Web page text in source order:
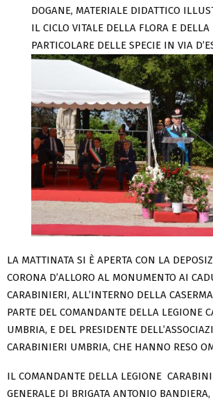
DOGANE, MATERIALE DIDATTICO
IL CICLO VITALE DELLA FLORA E
PARTICOLARE DELLE SPECIE IN VIA
LA MATTINATA SI È APERTA CON LA
CORONA D’ALLORO AL MONUMENTO AI
CARABINIERI, ALL’INTERNO DELLA
PARTE DEL COMANDANTE DELLA LEGIONE
UMBRIA, E DEL PRESIDENTE
CARABINIERI UMBRIA, CHE HANNO RESO
IL COMANDANTE DELLA LEGIONE
GENERALE DI BRIGATA ANTONIO